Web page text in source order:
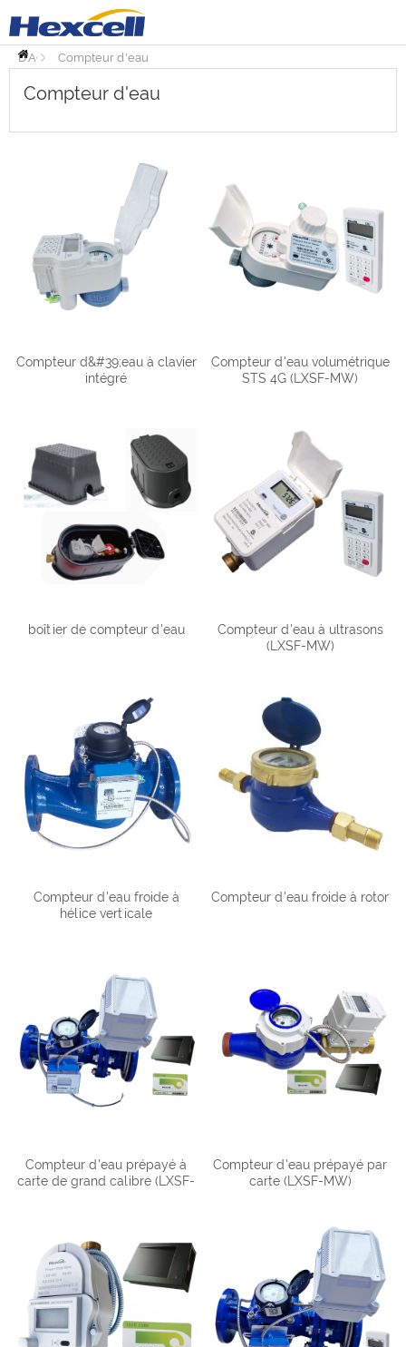
PAGE
D'ACCUEILCompteur d'eau
Compteur d'eau
Compteur d&#39;eau à clavier
intégré
Compteur d'eau volumétrique
STS 4G (LXSF-MW)
boîtier de compteur d'eau
Compteur d'eau à ultrasons
(LXSF-MW)
Compteur d'eau froide à
hélice verticale
Compteur d'eau froide à rotor
Compteur d'eau prépayé à
carte de grand calibre (LXSF-
Compteur d'eau prépayé par
carte (LXSF-MW)